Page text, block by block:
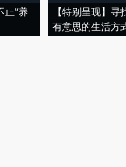
止“养
【特别呈现】寻
有意思的生活方